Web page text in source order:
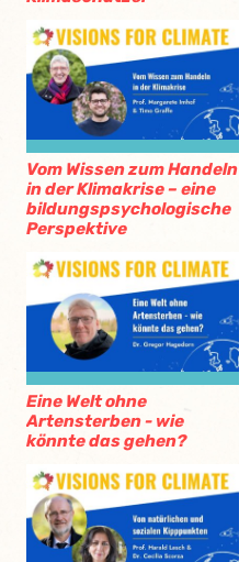
Vom Wissen zum Handeln
in der Klimakrise – eine
bildungspsychologische
Perspektive
Eine Welt ohne
Artensterben - wie
könnte das gehen?